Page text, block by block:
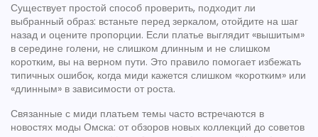
Существует простой способ проверить, подходит ли
выбранный образ: встаньте перед зеркалом, отойдите на шаг
назад и оцените пропорции. Если платье выглядит «вышитым»
в середине голени, не слишком длинным и не слишком
коротким, вы на верном пути. Это правило помогает избежать
типичных ошибок, когда миди кажется слишком «коротким» или
«длинным» в зависимости от роста.
Связанные с миди платьем темы часто встречаются в
новостях моды Омска: от обзоров новых коллекций до советов